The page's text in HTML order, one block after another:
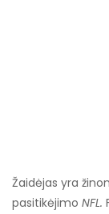
Žaidėjas yra
pasitikėjimo NFL.